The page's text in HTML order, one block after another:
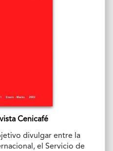
Cenicafé
divulgar entre la
el Servicio de